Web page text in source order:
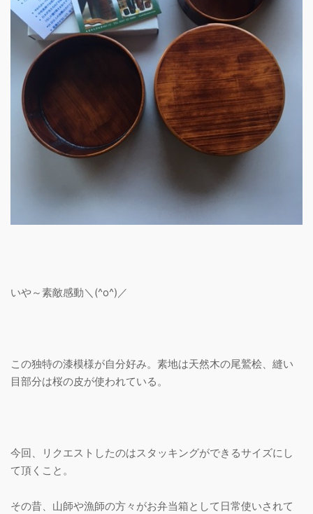
いや～素敵感動＼(^o^)／
この独特の漆模様が自分好み。素地は天然木の尾鷲桧、縫い
目部分は桜の皮が使われている。
今回、リクエストしたのはスタッキングができるサイズにし
て頂くこと。
その昔、山師や漁師の方々がお弁当箱として日常使いされて